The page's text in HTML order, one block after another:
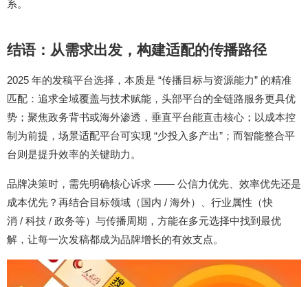
系。
结语：从需求出发，构建适配的传播路径
2025 年的发稿平台选择，本质是 “传播目标与资源能力” 的精准
匹配：追求全域覆盖与技术赋能，头部平台的全链路服务更具优
势；聚焦政务背书或海外渗透，垂直平台能直击核心；以成本控
制为前提，场景适配平台可实现 “少投入多产出” ；而智能整合平
台则是提升效率的关键助力。
品牌决策时，需先明确核心诉求 —— 公信力优先、效率优先还是
成本优先？再结合目标领域（国内 / 海外）、行业属性（快
消 / 科技 / 政务等）与传播周期，方能在多元选择中找到最优
解，让每一次发稿都成为品牌增长的有效支点。